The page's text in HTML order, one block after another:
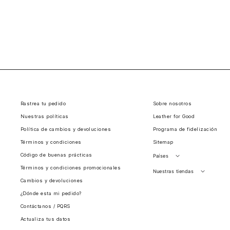
Rastrea tu pedido
Nuestras políticas
Política de cambios y devoluciones
Términos y condiciones
Código de buenas prácticas
Términos y condiciones promocionales
Cambios y devoluciones
¿Dónde esta mi pedido?
Contáctanos / PQRS
Actualiza tus datos
Sobre nosotros
Leather for Good
Programa de fidelización
Sitemap
Países
Perú
Nuestras tiendas